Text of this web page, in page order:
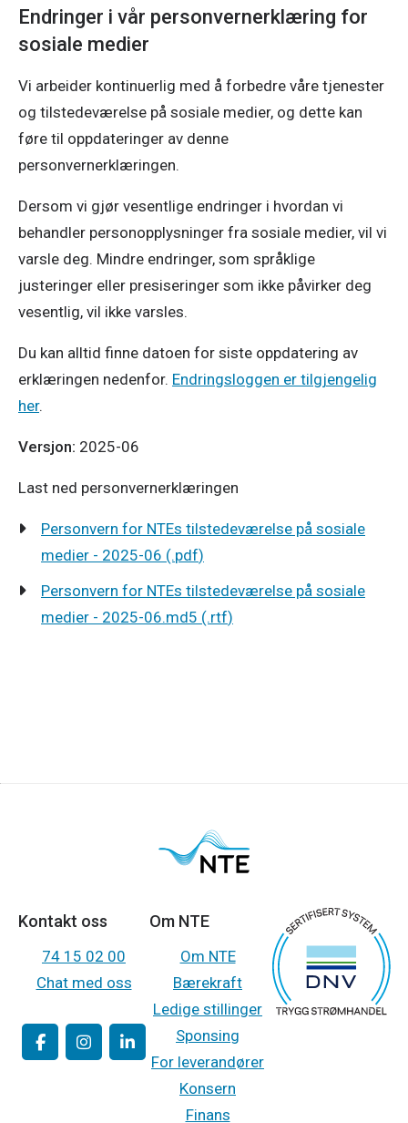
Endringer i vår personvernerklæring for
sosiale medier
Vi arbeider kontinuerlig med å forbedre våre tjenester
og tilstedeværelse på sosiale medier, og dette kan
føre til oppdateringer av denne
personvernerklæringen.
Dersom vi gjør vesentlige endringer i hvordan vi
behandler personopplysninger fra sosiale medier, vil vi
varsle deg. Mindre endringer, som språklige
justeringer eller presiseringer som ikke påvirker deg
vesentlig, vil ikke varsles.
Du kan alltid finne datoen for siste oppdatering av
erklæringen nedenfor. Endringsloggen er tilgjengelig
her.
Versjon: 2025-06
Last ned personvernerklæringen
Personvern for NTEs tilstedeværelse på sosiale
medier - 2025-06 (.pdf)
Personvern for NTEs tilstedeværelse på sosiale
medier - 2025-06.md5 (.rtf)
Kontakt oss
74 15 02 00
Chat med oss
Om NTE
Om NTE
Bærekraft
Ledige stillinger
Sponsing
For leverandører
Konsern
Finans